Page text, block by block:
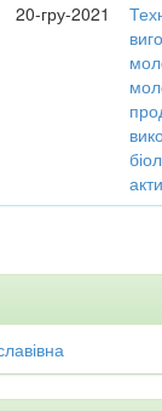
20-гру-2021